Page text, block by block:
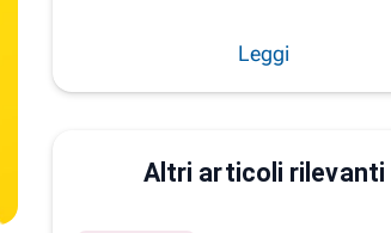
Leggi
Altri articoli rilevanti